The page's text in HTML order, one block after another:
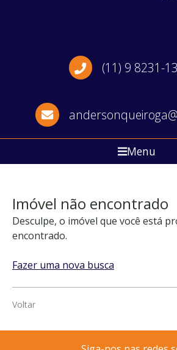
(11) 9 8231-
Menu
Imóvel não encontrado
Desculpe, o imóvel que você está
encontrado.
Fazer uma nova busca
Voltar